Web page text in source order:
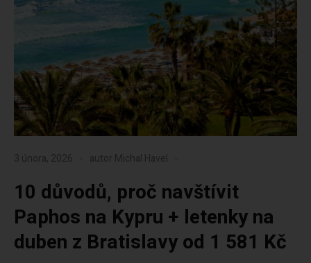
3 února, 2026 autor Michal Havel
10 důvodů, proč navštívit
Paphos na Kypru + letenky na
duben z Bratislavy od 1 581 Kč